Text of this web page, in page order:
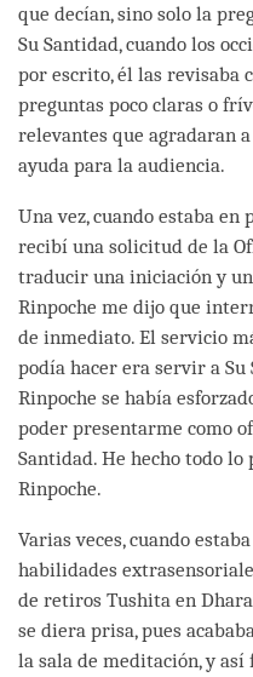
que decían, sino solo la
Su Santidad, cuando los
por escrito, él las revisaba
preguntas poco claras o
relevantes que agradaran
ayuda para la audiencia.
Una vez, cuando estaba
recibí una solicitud de la
traducir una iniciación y
Rinpoche me dijo que
de inmediato. El servicio
podía hacer era servir a Su
Rinpoche se había
poder presentarme como
Santidad. He hecho todo
Rinpoche.
Varias veces, cuando
habilidades
de retiros Tushita en
se diera prisa, pues
la sala de meditación, y así